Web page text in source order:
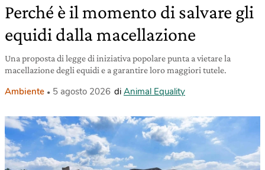
Perché è il momento di salvare gli
equidi dalla macellazione
Una proposta di legge di iniziativa popolare punta a vietare la
macellazione degli equidi e a garantire loro maggiori tutele.
Ambiente 5 agosto 2026 di Animal Equality